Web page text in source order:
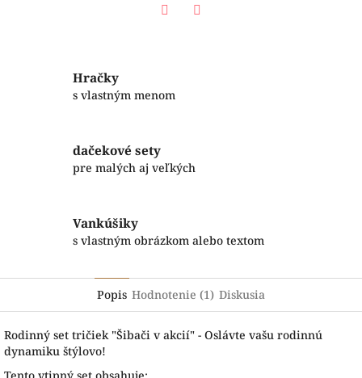
Hračky
s vlastným menom
dačekové sety
pre malých aj veľkých
Vankúšiky
s vlastným obrázkom alebo textom
Popis Hodnotenie (1) Diskusia
Rodinný set tričiek "Šibači v akcií" - Oslávte vašu rodinnú
dynamiku štýlovo!